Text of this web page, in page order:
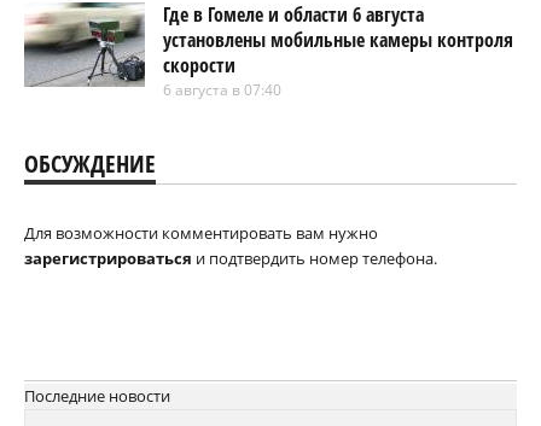
Где в Гомеле и области 6 августа
установлены мобильные камеры контроля
скорости
6 августа в 07:40
ОБСУЖДЕНИЕ
Для возможности комментировать вам нужно
зарегистрироваться и подтвердить номер телефона.
Последние новости